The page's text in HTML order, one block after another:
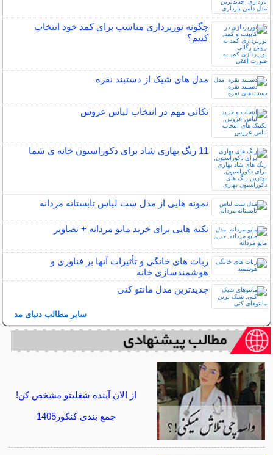
چگونه نورپردازی مناسب برای کمد خود انتخاب
کنیم؟
مدل های شیک از دستبند نقره
نکاتی مهم در انتخاب لباس عروس
11 رنگ بهاری شاد برای دکوراسیون خانه ی شما
نمونه هایی از مدل ست لباس تابستانه مردانه
نکته هایی برای خرید مایو مردانه + تصاویر
ربات ‌های خانگی و تأثیرات آنها بر فناوری و
هوشمندسازی خانه
جدیدترین مدل مانتو کتی
سایر مطالب دنیای مد
از الان آینده شغلیتو مشخص کن!
جمع بندی کنکور1405